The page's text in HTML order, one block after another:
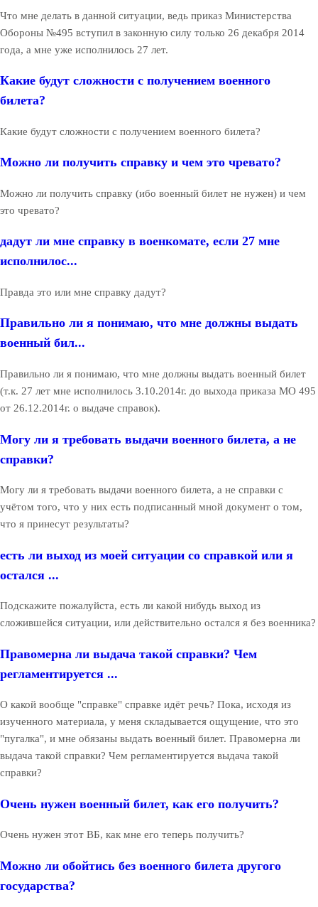
Что мне делать в данной ситуации, ведь приказ Министерства
Обороны №495 вступил в законную силу только 26 декабря 2014
года, а мне уже исполнилось 27 лет.
Какие будут сложности с получением военного
билета?
Какие будут сложности с получением военного билета?
Можно ли получить справку и чем это чревато?
Можно ли получить справку (ибо военный билет не нужен) и чем
это чревато?
дадут ли мне справку в военкомате, если 27 мне
исполнилос...
Правда это или мне справку дадут?
Правильно ли я понимаю, что мне должны выдать
военный бил...
Правильно ли я понимаю, что мне должны выдать военный билет
(т.к. 27 лет мне исполнилось 3.10.2014г. до выхода приказа МО 495
от 26.12.2014г. о выдаче справок).
Могу ли я требовать выдачи военного билета, а не
справки?
Могу ли я требовать выдачи военного билета, а не справки с
учётом того, что у них есть подписанный мной документ о том,
что я принесут результаты?
есть ли выход из моей ситуации со справкой или я
остался ...
Подскажите пожалуйста, есть ли какой нибудь выход из
сложившейся ситуации, или действительно остался я без военника?
Правомерна ли выдача такой справки? Чем
регламентируется ...
О какой вообще "справке" справке идёт речь? Пока, исходя из
изученного материала, у меня складывается ощущение, что это
"пугалка", и мне обязаны выдать военный билет. Правомерна ли
выдача такой справки? Чем регламентируется выдача такой
справки?
Очень нужен военный билет, как его получить?
Очень нужен этот ВБ, как мне его теперь получить?
Можно ли обойтись без военного билета другого
государства?